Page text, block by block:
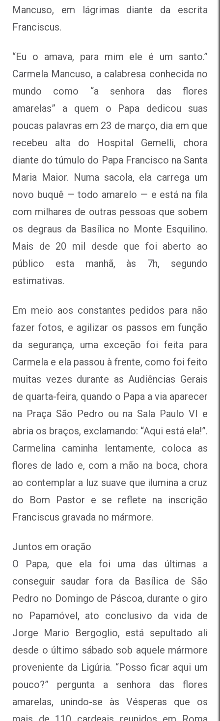
Mancuso, em lágrimas diante da escrita
Franciscus.
“Eu o amava, para mim ele é um santo.”
Carmela Mancuso, a calabresa conhecida no
mundo como “a senhora das flores
amarelas” a quem o Papa dedicou suas
poucas palavras em 23 de março, dia em que
recebeu alta do Hospital Gemelli, chora
diante do túmulo do Papa Francisco na Santa
Maria Maior. Numa sacola, ela carrega um
novo buquê — todo amarelo — e está na fila
com milhares de outras pessoas que sobem
os degraus da Basílica no Monte Esquilino.
Mais de 20 mil desde que foi aberto ao
público esta manhã, às 7h, segundo
estimativas.
Em meio aos constantes pedidos para não
fazer fotos, e agilizar os passos em função
da segurança, uma exceção foi feita para
Carmela e ela passou à frente, como foi feito
muitas vezes durante as Audiências Gerais
de quarta-feira, quando o Papa a via aparecer
na Praça São Pedro ou na Sala Paulo VI e
abria os braços, exclamando: “Aqui está ela!”.
Carmelina caminha lentamente, coloca as
flores de lado e, com a mão na boca, chora
ao contemplar a luz suave que ilumina a cruz
do Bom Pastor e se reflete na inscrição
Franciscus gravada no mármore.
Juntos em oração
O Papa, que ela foi uma das últimas a
conseguir saudar fora da Basílica de São
Pedro no Domingo de Páscoa, durante o giro
no Papamóvel, ato conclusivo da vida de
Jorge Mario Bergoglio, está sepultado ali
desde o último sábado sob aquele mármore
proveniente da Ligúria. “Posso ficar aqui um
pouco?” pergunta a senhora das flores
amarelas, unindo-se às Vésperas que os